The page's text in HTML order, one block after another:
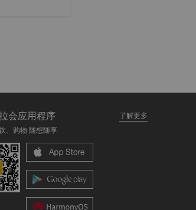
会应用程序
了解更多
、购物 随想随享